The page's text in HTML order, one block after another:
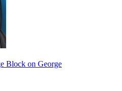
Block on George